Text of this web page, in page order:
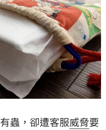
有蟲，卻遭客服威脅要